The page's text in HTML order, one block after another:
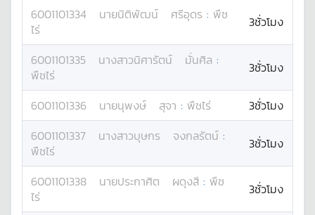
6001101334 นายนิติพัฒน์ ศรีอุดร : พืช
ไร่
3ชั่วโมง
6001101335 นางสาวนิศารัตน์ มั่นศิล :
พืชไร่
3ชั่วโมง
6001101336 นายนุพงษ์ สุจา : พืชไร่
3ชั่วโมง
6001101337
นางสาวบุษกร จงกลรัตน์ :
พืชไร่
3ชั่วโมง
6001101338 นายประกาศิต ผดุงสี : พืช
ไร่
3ชั่วโมง